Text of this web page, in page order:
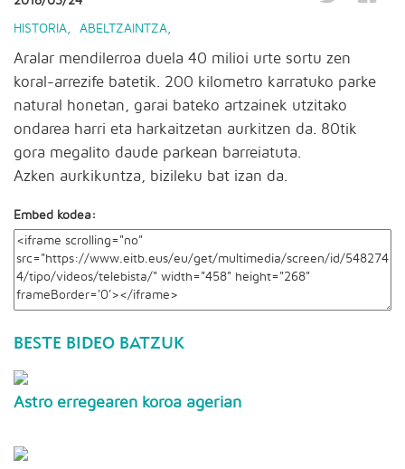
HISTORIA ABELTZAINTZA
Aralar mendilerroa duela 40 milioi urte sortu zen
koral-arrezife batetik. 200 kilometro karratuko parke
natural honetan, garai bateko artzainek utzitako
ondarea harri eta harkaitzetan aurkitzen da. 80tik
gora megalito daude parkean barreiatuta.
Azken aurkikuntza, bizileku bat izan da.
Embed kodea:
BESTE BIDEO BATZUK
Astro erregearen koroa agerian